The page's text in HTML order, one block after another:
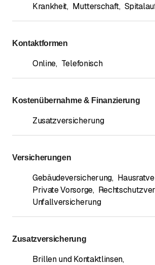
Krankheit, Mutterschaft,
Kontaktformen
Online, Telefonisch
Kostenübernahme & Finanzierung
Zusatzversicherung
Versicherungen
Gebäudeversicherung,
Private Vorsorge,
Unfallversicherung
Zusatzversicherung
Brillen und Kontaktlinsen,